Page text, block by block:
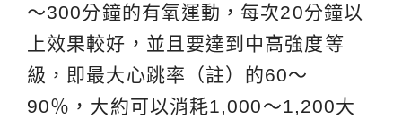
～300分鐘的有氧運動，每次20分鐘以
上效果較好，並且要達到中高強度等
級，即最大心跳率（註）的60～
90％，大約可以消耗1,000～1,200大